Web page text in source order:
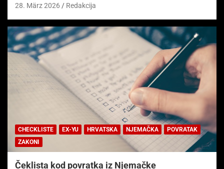
28. März 2026 Redakcija
CHECKLISTE EX-YU HRVATSKA NJEMAČKA
POVRATAK
ZAKONI
Čeklista kod povratka iz Njemačke